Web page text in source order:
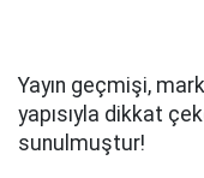
Yayın geçmişi,
yapısıyla dikkat
sunulmuştur!